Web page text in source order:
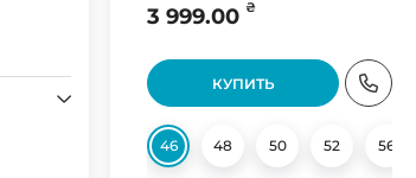
3 999.00 ₴
КУПИТЬ
46 48 50 52 56